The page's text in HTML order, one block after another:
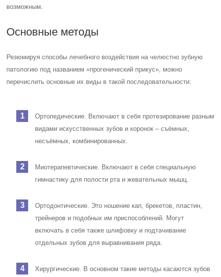
возможным.
Основные методы
Резюмируя способы лечебного воздействия на челюстно зубную
патологию под названием «прогенический прикус», можно
перечислить основные их виды в такой последовательности:
Ортопедические. Включают в себя протезирование разным
видами искусственных зубов и коронок – съёмных,
несъёмных, комбинированных.
Миотерапевтические. Включают в себя специальную
гимнастику для полости рта и жевательных мышц.
Ортодонтические. Это ношение кап, брекетов, пластин,
трейнеров и подобных им приспособлений. Могут
включать в себя также шлифовку и подтачивание
отдельных зубов для выравнивания ряда.
Хирургические. В основном такие методы касаются зубов